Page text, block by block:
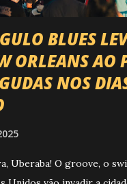
BLUES
ORLEANS AO
NOS
Uberaba! O groove, o